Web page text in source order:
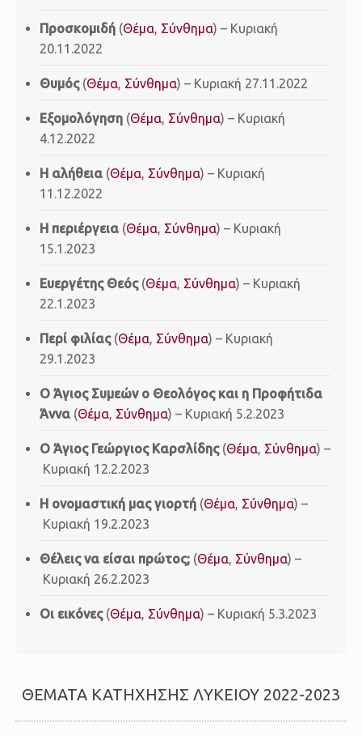
Προσκομιδή (Θέμα, Σύνθημα) – Κυριακή
20.11.2022
Θυμός(Θέμα, Σύνθημα) – Κυριακή 27.11.2022
Εξομολόγηση (Θέμα, Σύνθημα) – Κυριακή
4.12.2022
Η αλήθεια (Θέμα, Σύνθημα) – Κυριακή
11.12.2022
H περιέργεια (Θέμα, Σύνθημα) – Κυριακή
15.1.2023
Ευεργέτης Θεός(Θέμα, Σύνθημα) – Κυριακή
22.1.2023
Περί φιλίας(Θέμα, Σύνθημα) – Κυριακή
29.1.2023
Ο Άγιος Συμεών ο Θεολόγος και η Προφήτιδα
Άννα (Θέμα, Σύνθημα) – Κυριακή 5.2.2023
O Άγιος Γεώργιος Καρσλίδης(Θέμα, Σύνθημα) –
Κυριακή 12.2.2023
H ονομαστική μας γιορτή (Θέμα, Σύνθημα) –
Κυριακή 19.2.2023
Θέλεις να είσαι πρώτος; (Θέμα, Σύνθημα) –
Κυριακή 26.2.2023
Οι εικόνες(Θέμα, Σύνθημα) – Κυριακή 5.3.2023
ΘΕΜΑΤΑ ΚΑΤΗΧΗΣΗΣ ΛΥΚΕΙΟΥ 2022-2023